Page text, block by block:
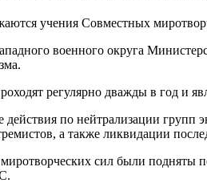
учения Совместных
военного округа
регулярно дважды в год
по нейтрализации групп
а также ликвидации
сил были